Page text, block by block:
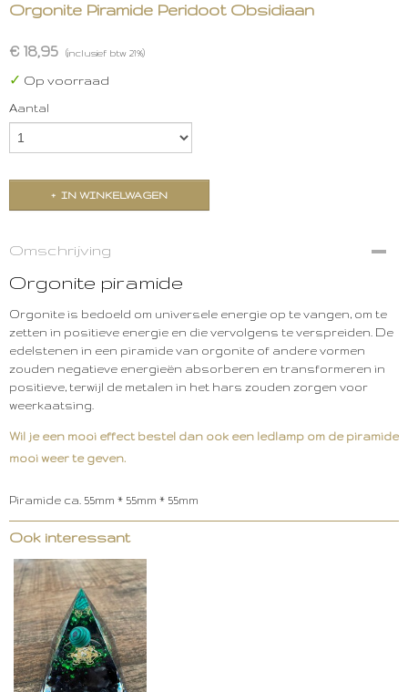
Orgonite Piramide Peridoot Obsidiaan
€ 18,95 (inclusief btw 21%)
✓ Op voorraad
Aantal
IN WINKELWAGEN
Omschrijving
Orgonite piramide
Orgonite is bedoeld om universele energie op te vangen, om te
zetten in positieve energie en die vervolgens te verspreiden. De
edelstenen in een piramide van orgonite of andere vormen
zouden negatieve energieën absorberen en transformeren in
positieve, terwijl de metalen in het hars zouden zorgen voor
weerkaatsing.
Wil je een mooi effect bestel dan ook een ledlamp om de piramide
mooi weer te geven.
Piramide ca. 55mm * 55mm * 55mm
Ook interessant